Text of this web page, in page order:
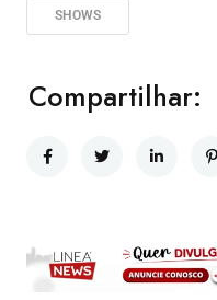
SHOWS
Compartilhar: